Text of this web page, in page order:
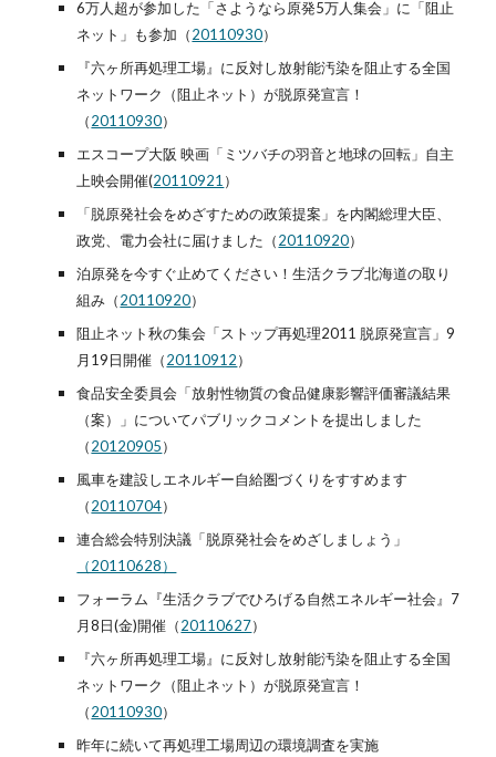
6万人超が参加した「さようなら原発5万人集会」に「阻止
ネット」も参加（20110930）
『六ヶ所再処理工場』に反対し放射能汚染を阻止する全国
ネットワーク（阻止ネット）が脱原発宣言！
（20110930）
エスコープ大阪 映画「ミツバチの羽音と地球の回転」自主
上映会開催(20110921 ）
「脱原発社会をめざすための政策提案」を内閣総理大臣、
政党、電力会社に届けました（20110920）
泊原発を今すぐ止めてください！生活クラブ北海道の取り
組み（20110920）
阻止ネット秋の集会「ストップ再処理2011 脱原発宣言」9
月19日開催（20110912）
食品安全委員会「放射性物質の食品健康影響評価審議結果
（案）」についてパブリックコメントを提出しました
（20120905）
風車を建設しエネルギー自給圏づくりをすすめます
（20110704）
（20110628）
フォーラム『生活クラブでひろげる自然エネルギー社会』7
月8日(金)開催（20110627）
『六ヶ所再処理工場』に反対し放射能汚染を阻止する全国
ネットワーク（阻止ネット）が脱原発宣言！
（20110930）
昨年に続いて再処理工場周辺の環境調査を実施